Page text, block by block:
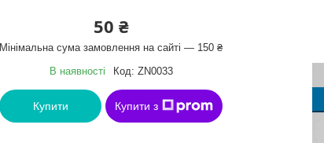
50 ₴
Мінімальна сума замовлення на сайті — 150 ₴
В наявності
Код: ZN0033
Купити Купити з